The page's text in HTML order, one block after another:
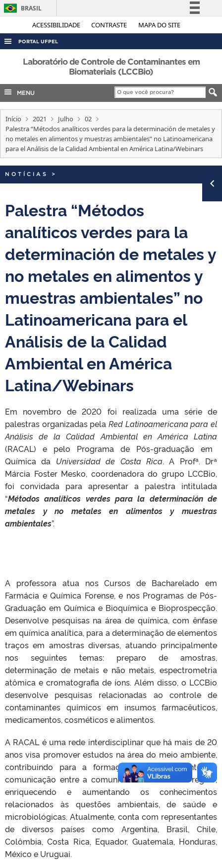
ACESSIBILIDADE CONTRASTE MAPA DO SITE
BRASIL
Simplifique!
Acesso à informação
Legislação
Canais
PORTAL UFPEL
ACESSO À INFORMAÇÃO
COBALTO
CONCURSOS
EDITAIS
INTERNACIONAL
OUVIDORIA
PORTARIAS
Laboratório de Controle de Contaminantes em
Biomateriais (LCCBio)
MENU
Início 2021 Julho
02
Palestra “Métodos analíticos verdes para la determinación de metales y
no metales en alimentos y muestras ambientales” no Latinoamericana
para el Análisis de la Calidad Ambiental en América Latina/Webinars
NOTÍCIAS >
Palestra “Métodos
analíticos verdes para la
determinación de metales y
no metales en alimentos y
muestras ambientales” no
Latinoamericana para el
Análisis de la Calidad
Ambiental en América
Latina/Webinars
Em novembro de 2020 foi realizada uma série de
palestras organizadas pela Red Latinoamericana para el
Análisis de la Calidad Ambiental en América Latina
(RACAL) e pelo Programa de Pós-graduação em
Química da Universidad de Costa Rica. A Profª. Drª
Márcia Foster Mesko, coordenadora do grupo LCCBio,
foi convidada para apresentar a palestra intitulada
“Métodos analíticos verdes para la determinación de
metales y no metales en alimentos y muestras
ambientales”.
A professora atua nos Cursos de Bacharelado em
Farmácia e Química Forense, e nos Programas de Pós-
Graduação em Química e Bioquímica e Bioprospecção.
Desenvolve pesquisas na área de química, com ênfase
em químicaanalítica, para a determinação de elementos
traços em amostras diversas, atuando principalmente
nos seguintes temas: preparo de amostras,
determinação de metais e não metais, espectrometria
atômica e cromatografia de íons. Além disso, o LCCBio
desenvolve pesquisas relacionadas ao controle de
contaminantes químicos em insumosfarmacêuticos,
medicamentos, cosméticos e alimentos.
A RACAL é uma rede interdisciplinar que há mais de 20
anos visa promover estudos na área do meio ambiente,
contribuindo para a formação e fortalecimento da
comunicação entre a comunidade científica da região,
enriquecendo e aumentando os conhecimentos
relacionados às questões ambientais, de saúde e
microbiológicas. Atualmente, conta com representantes
de diversos países como Argentina, Brasil, Chile,
Colômbia, Costa Rica, Equador, Guatemala, Honduras,
México e Uruguai.